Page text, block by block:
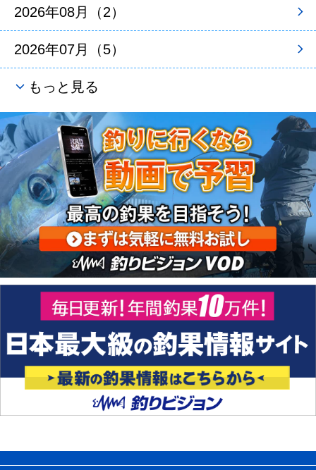
2026年08月（2）
2026年07月（5）
もっと見る